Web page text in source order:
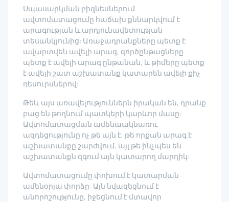
Սպասարկման բիզնեսներում
ավտոմատացումը հաճախ քննարկվում է
արագության և արդյունավետության
տեսանկյունից: Առաջադրանքները պետք է
ավարտվեն ավելի արագ, գործընթացները
պետք է ավելի արագ ընթանան, և թիմերը պետք
է ավելի շատ աշխատանք կատարեն ավելի քիչ
ռեսուրսներով:
Թեև այս առավելություններն իրական են, դրանք
բաց են թողնում պատկերի կարևոր մասը:
Ավտոմատացման ամենաակնառու
ազդեցությունը ոչ թե այն է, թե որքան արագ է
աշխատանքը շարժվում, այլ թե ինչպես են
աշխատանքն զգում այն կատարող մարդիկ:
Ավտոմատացումը փոխում է կատարման
ամենօրյա փորձը: Այն նվազեցնում է
անորոշությունը, իջեցնում է մտավոր